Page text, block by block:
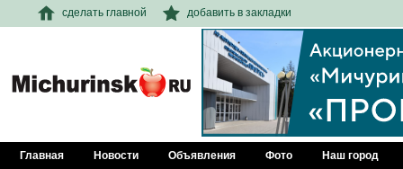
сделать главной добавить в закладки
Главная Новости Объявления Фото Наш город